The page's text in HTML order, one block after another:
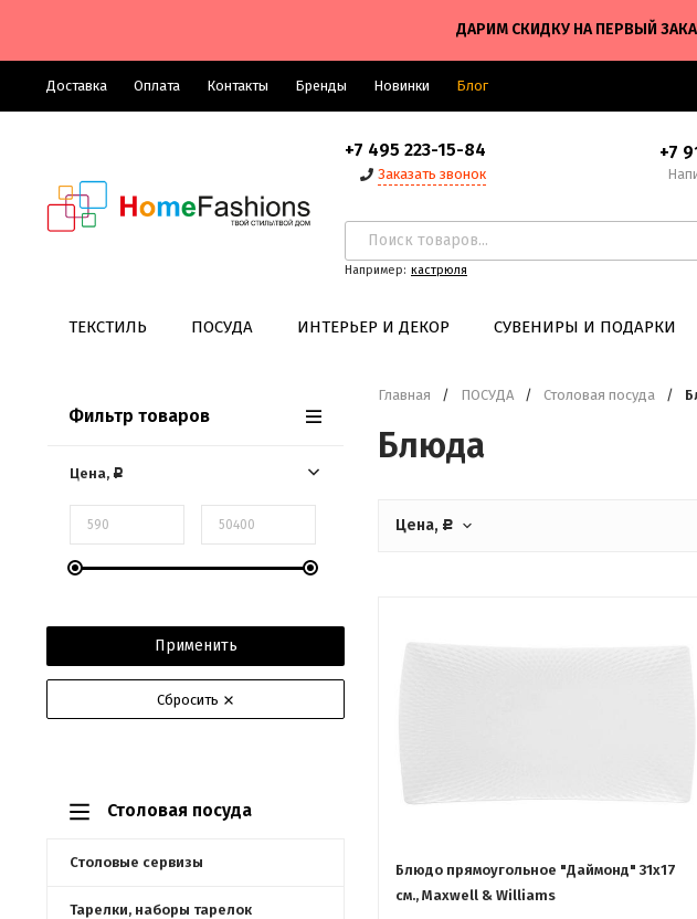
ДАРИМ СКИДКУ НА ПЕРВЫЙ
Доставка Оплата Контакты Бренды Новинки Блог
+7 495 223-15-84
Заказать звонок
+7
Например: кастрюля
ТЕКСТИЛЬ ПОСУДА ИНТЕРЬЕР И ДЕКОР СУВЕНИРЫ И ПОДАРКИ
Фильтр товаров
Цена, Р
Применить
Сбросить
Столовая посуда
Столовые сервизы
Тарелки, наборы тарелок
Главная / ПОСУДА / Столовая посуда /
Блюда
Цена, Р
Блюдо прямоугольное "Даймонд" 31х17
см., Maxwell & Williams